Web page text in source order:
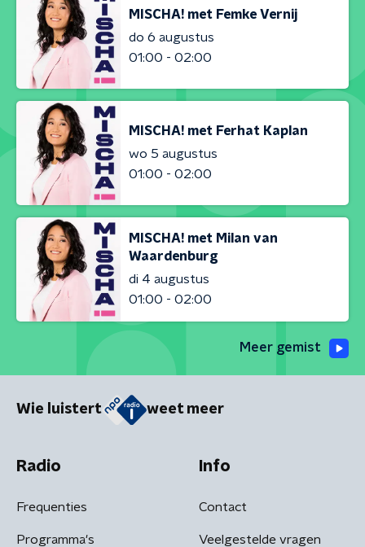
MISCHA! met Femke Vernij
do 6 augustus
01:00 - 02:00
MISCHA! met Ferhat Kaplan
wo 5 augustus
01:00 - 02:00
MISCHA! met Milan van
Waardenburg
di 4 augustus
01:00 - 02:00
Meer gemist
Wie luistert weet meer
Radio
Frequenties
Programma's
Info
Contact
Veelgestelde vragen